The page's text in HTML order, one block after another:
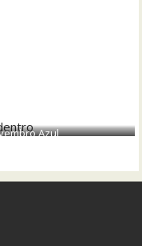
Azul